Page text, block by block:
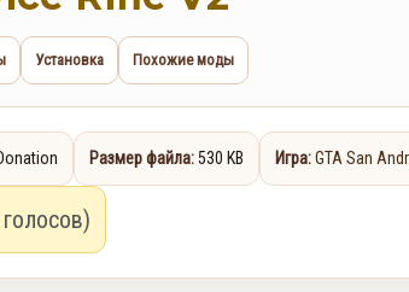
Установка Похожие моды
Размер файла:530 KB Игра:GTA San